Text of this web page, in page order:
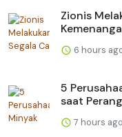
Zionis
6 hours
5
saat
7 hours ago